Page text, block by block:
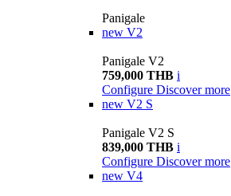
Panigale
new V2
Panigale V2
759,000 THB i
Configure Discover more
new V2 S
Panigale V2 S
839,000 THB i
Configure Discover more
new V4